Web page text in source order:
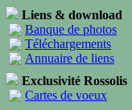
Liens & download
Banque de photos
Téléchargements
Annuaire de liens
Exclusivité Rossolis
Cartes de voeux